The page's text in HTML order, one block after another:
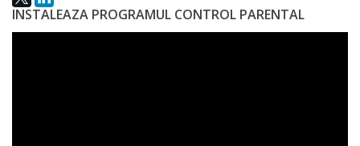
regulamente
INSTALEAZA PROGRAMUL CONTROL PARENTAL